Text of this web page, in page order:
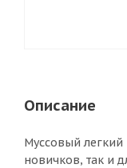
Описание
Муссовый
новичков, так и